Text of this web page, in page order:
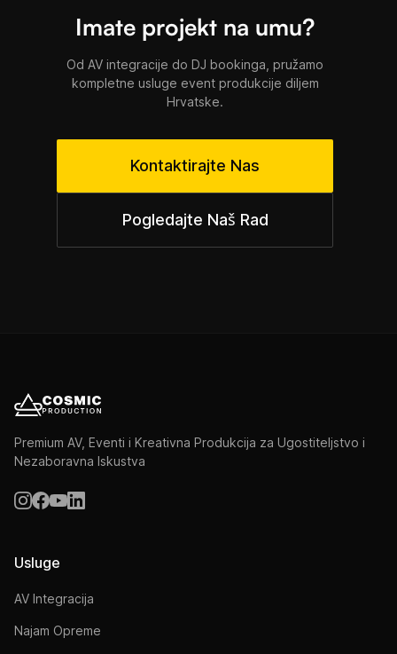
Imate projekt na umu?
Od AV integracije do DJ bookinga, pružamo
kompletne usluge event produkcije diljem
Hrvatske.
Kontaktirajte Nas
Pogledajte Naš Rad
Premium AV, Eventi i Kreativna Produkcija za Ugostiteljstvo i
Nezaboravna Iskustva
Usluge
AV Integracija
Najam Opreme